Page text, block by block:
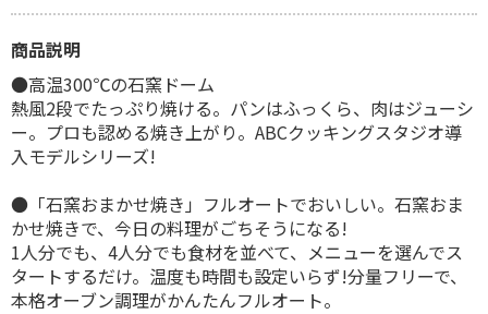
商品説明
●高温300℃の石窯ドーム
熱風2段でたっぷり焼ける。パンはふっくら、肉はジューシ
ー。プロも認める焼き上がり。ABCクッキングスタジオ導
入モデルシリーズ!
●「石窯おまかせ焼き」フルオートでおいしい。石窯おま
かせ焼きで、今日の料理がごちそうになる!
1人分でも、4人分でも食材を並べて、メニューを選んでス
タートするだけ。温度も時間も設定いらず!分量フリーで、
本格オーブン調理がかんたんフルオート。